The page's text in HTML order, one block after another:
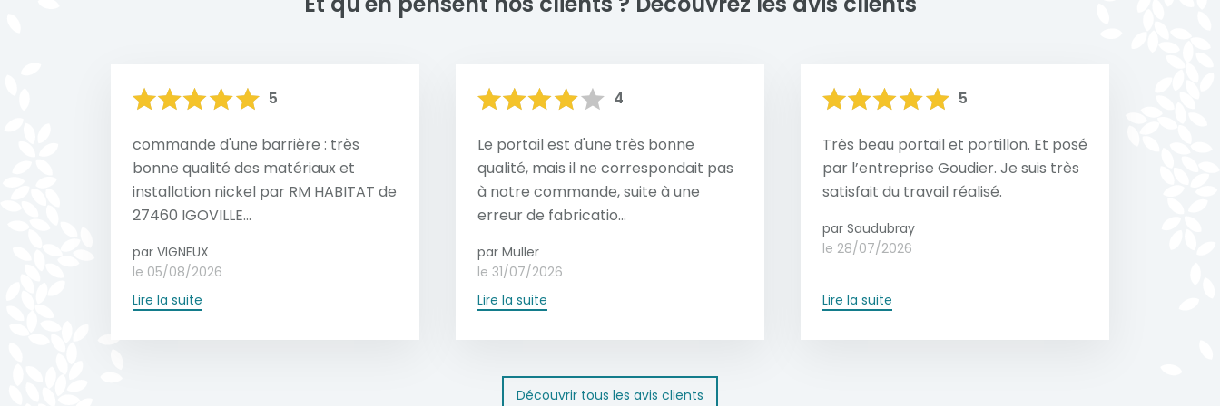
5
commande d'une barrière : très
bonne qualité des matériaux et
installation nickel par RM HABITAT de
27460 IGOVILLE...
par VIGNEUX
le 05/08/2026
Lire la suite
4
Le portail est d'une très bonne
qualité, mais il ne correspondait pas
à notre commande, suite à une
erreur de fabricatio...
par Muller
le 31/07/2026
Lire la suite
5
Très beau portail et portillon. Et posé
par l’entreprise Goudier. Je suis très
satisfait du travail réalisé.
par Saudubray
le 28/07/2026
Lire la suite
Découvrir tous les avis clients